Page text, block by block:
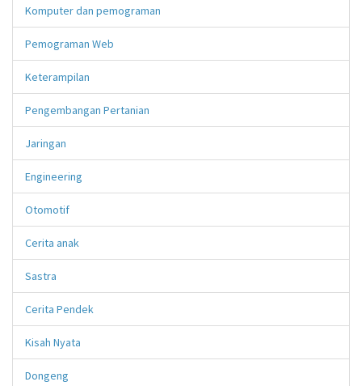
Komputer dan pemograman
Pemograman Web
Keterampilan
Pengembangan Pertanian
Jaringan
Engineering
Otomotif
Cerita anak
Sastra
Cerita Pendek
Kisah Nyata
Dongeng